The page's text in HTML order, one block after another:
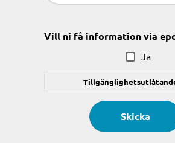
Vill ni få information via
Ja